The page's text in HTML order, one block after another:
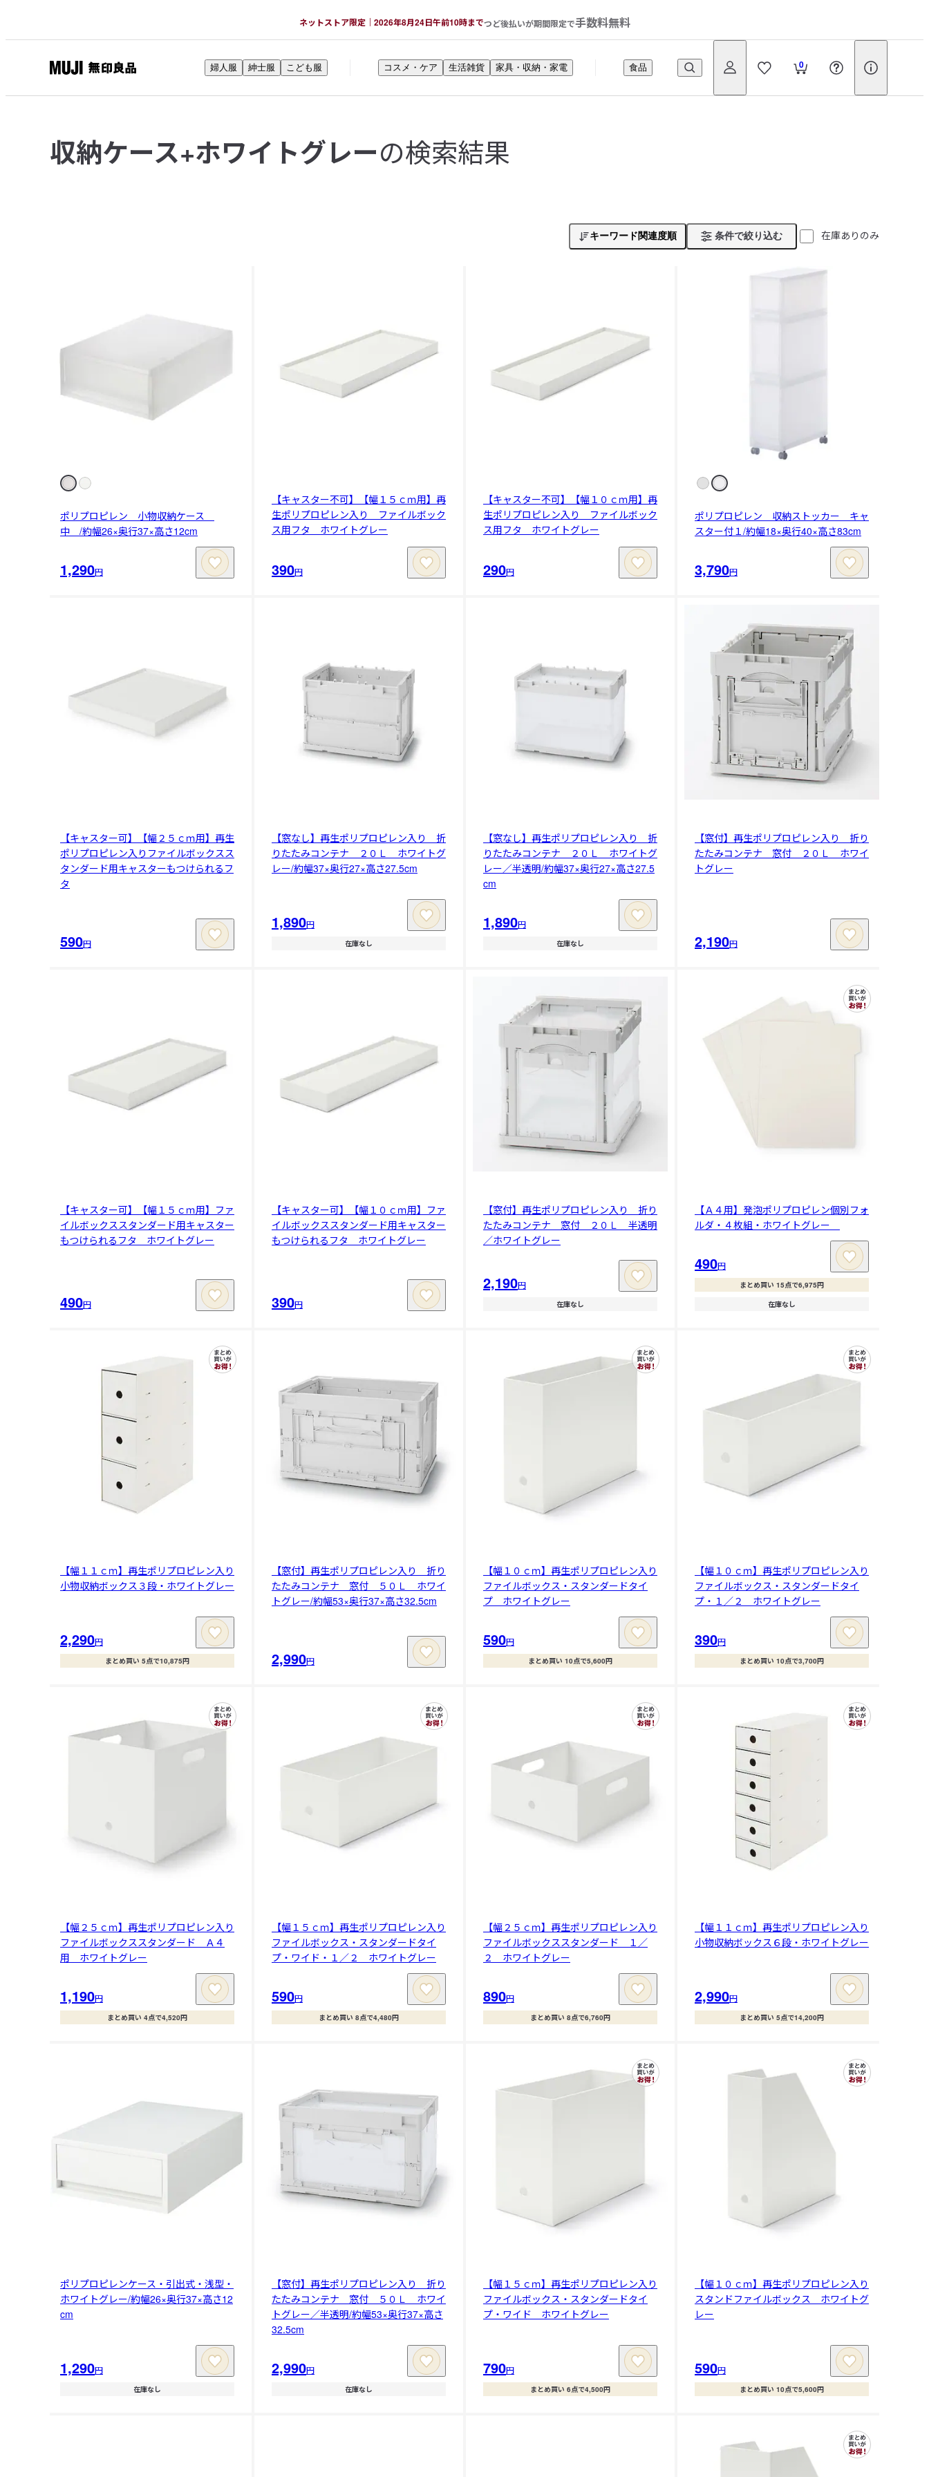
ネットストア限定｜2026年8月24日午前10時までつど後払いが期間限定で手数料無料
印
ネ
ッ
0
婦人服 紳士服 こども服 コスメ・ケア 生活雑貨 家具・収納・家電 食品
収納ケース+ホワイトグレーの検索結果
キーワード関連度順 条件で絞り込む 在庫ありのみ
ポリプロピレン 小物収納ケース
中 /約幅26×奥行37×高さ12cm
1,290円
【キャスター不可】【幅１５ｃｍ用】再
生ポリプロピレン入り ファイルボック
ス用フタ ホワイトグレー
390円
【キャスター不可】【幅１０ｃｍ用】再
生ポリプロピレン入り ファイルボック
ス用フタ ホワイトグレー
290円
ポリプロピレン 収納ストッカー キャ
スター付１/約幅18×奥行40×高さ83cm
3,790円
【キャスター可】【幅２５ｃｍ用】再生
ポリプロピレン入りファイルボックスス
タンダード用キャスターもつけられるフ
タ
590円
【窓なし】再生ポリプロピレン入り 折
りたたみコンテナ ２０Ｌ ホワイトグ
レー/約幅37×奥行27×高さ27.5cm
1,890円
在庫なし
【窓なし】再生ポリプロピレン入り 折
りたたみコンテナ ２０Ｌ ホワイトグ
レー／半透明/約幅37×奥行27×高さ27.5
cm
1,890円
在庫なし
【窓付】再生ポリプロピレン入り 折り
たたみコンテナ 窓付 ２０Ｌ ホワイ
トグレー
2,190円
【キャスター可】【幅１５ｃｍ用】ファ
イルボックススタンダード用キャスター
もつけられるフタ ホワイトグレー
490円
【キャスター可】【幅１０ｃｍ用】ファ
イルボックススタンダード用キャスター
もつけられるフタ ホワイトグレー
390円
【窓付】再生ポリプロピレン入り 折り
たたみコンテナ 窓付 ２０Ｌ 半透明
／ホワイトグレー
2,190円
在庫なし
【Ａ４用】発泡ポリプロピレン個別フォ
ルダ・４枚組・ホワイトグレー
490円
まとめ買い 15点で6,975円
在庫なし
【幅１１ｃｍ】再生ポリプロピレン入り
小物収納ボックス３段・ホワイトグレー
2,290円
まとめ買い 5点で10,875円
【窓付】再生ポリプロピレン入り 折り
たたみコンテナ 窓付 ５０Ｌ ホワイ
トグレー/約幅53×奥行37×高さ32.5cm
2,990円
【幅１０ｃｍ】再生ポリプロピレン入り
ファイルボックス・スタンダードタイ
プ ホワイトグレー
590円
まとめ買い 10点で5,600円
【幅１０ｃｍ】再生ポリプロピレン入り
ファイルボックス・スタンダードタイ
プ・１／２ ホワイトグレー
390円
まとめ買い 10点で3,700円
【幅２５ｃｍ】再生ポリプロピレン入り
ファイルボックススタンダード Ａ４
用 ホワイトグレー
1,190円
まとめ買い 4点で4,520円
【幅１５ｃｍ】再生ポリプロピレン入り
ファイルボックス・スタンダードタイ
プ・ワイド・１／２ ホワイトグレー
590円
まとめ買い 8点で4,480円
【幅２５ｃｍ】再生ポリプロピレン入り
ファイルボックススタンダード １／
２ ホワイトグレー
890円
まとめ買い 8点で6,760円
【幅１１ｃｍ】再生ポリプロピレン入り
小物収納ボックス６段・ホワイトグレー
2,990円
まとめ買い 5点で14,200円
ポリプロピレンケース・引出式・浅型・
ホワイトグレー/約幅26×奥行37×高さ12
cm
1,290円
在庫なし
【窓付】再生ポリプロピレン入り 折り
たたみコンテナ 窓付 ５０Ｌ ホワイ
トグレー／半透明/約幅53×奥行37×高さ
32.5cm
2,990円
在庫なし
【幅１５ｃｍ】再生ポリプロピレン入り
ファイルボックス・スタンダードタイ
プ・ワイド ホワイトグレー
790円
まとめ買い 6点で4,500円
【幅１０ｃｍ】再生ポリプロピレン入り
スタンドファイルボックス ホワイトグ
レー
590円
まとめ買い 10点で5,600円